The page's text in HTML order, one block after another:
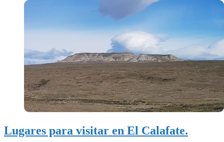
Lugares para visitar en El Calafate.